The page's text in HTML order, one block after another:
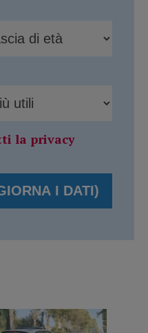
la privacy